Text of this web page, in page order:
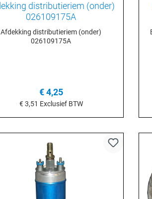
distributieriem (onder)
026109175A
Afdekking distributieriem (onder)
026109175A
€ 4,25
€ 3,51 Exclusief BTW